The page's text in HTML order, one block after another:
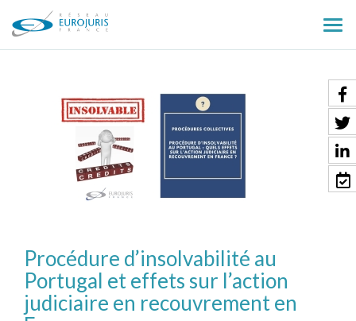
le
Procédure d’insolvabilité au
Portugal et effets sur l’action
judiciaire en recouvrement en